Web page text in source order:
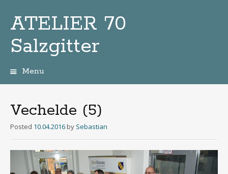
ATELIER 70
Salzgitter
Menu
Vechelde (5)
Posted 10.04.2016 by Sebastian